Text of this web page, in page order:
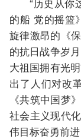
的船 党的摇篮
旋律激昂的《
的抗日战争岁
大祖国拥有光
出了人们对改
《共筑中国梦
社会主义现代
伟目标奋勇前